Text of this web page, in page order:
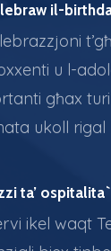
il-
u l-
għax
ukoll rigal
ta’ ospitalita`
ikel waqt